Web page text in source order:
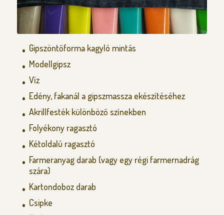
Gipszöntőforma kagyló mintás
Modellgipsz
Víz
Edény, fakanál a gipszmassza ekészítéséhez
Akrillfesték különböző színekben
Folyékony ragasztó
Kétoldalú ragasztó
Farmeranyag darab (vagy egy régi farmernadrág
szára)
Kartondoboz darab
Csipke